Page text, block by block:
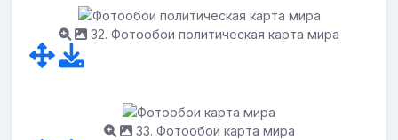
32. Фотообои политическая карта мира
33. Фотообои карта мира